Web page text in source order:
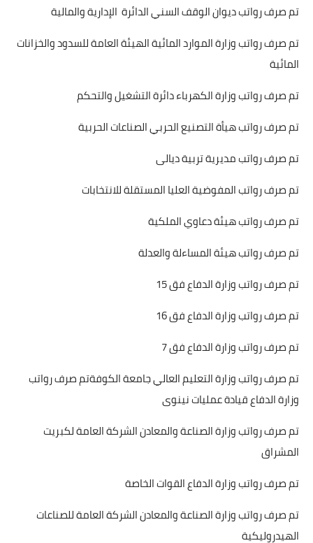
تم صرف رواتب ديوان الوقف السني الدائرة الإدارية والمالية
تم صرف رواتب وزارة الموارد المائية الهيئة العامة للسدود والخزانات
المائية
تم صرف رواتب وزارة الكهرباء دائرة التشغيل والتحكم
تم صرف رواتب هيأة التصنيع الحربي الصناعات الحربية
تم صرف رواتب مديرية تربية ديالى
تم صرف رواتب المفوضية العليا المستقلة للانتخابات
تم صرف رواتب هيئة دعاوي الملكية
تم صرف رواتب هيئة المساءلة والعدلة
تم صرف رواتب وزارة الدفاع فق 15
تم صرف رواتب وزارة الدفاع فق 16
تم صرف رواتب وزارة الدفاع فق 7
تم صرف رواتب وزارة التعليم العالي جامعة الكوفةتم صرف رواتب
وزارة الدفاع قيادة عمليات نينوى
تم صرف رواتب وزارة الصناعة والمعادن الشركة العامة لكبريت
المشراق
تم صرف رواتب وزارة الدفاع القوات الخاصة
تم صرف رواتب وزارة الصناعة والمعادن الشركة العامة للصناعات
الهيدروليكية